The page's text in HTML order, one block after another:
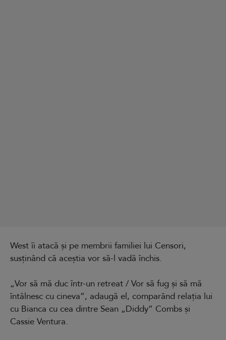
West îi atacă și pe membrii familiei lui Censori,
susținând că aceștia vor să-l vadă închis.
„Vor să mă duc într-un retreat / Vor să fug și să mă
întâlnesc cu cineva”, adaugă el, comparând relația lui
cu Bianca cu cea dintre Sean „Diddy” Combs și
Cassie Ventura.